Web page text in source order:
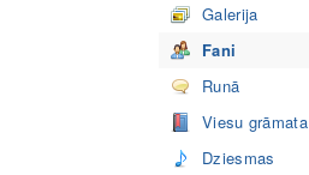
Galerija
Fani
Runā
Viesu grāmata
Dziesmas